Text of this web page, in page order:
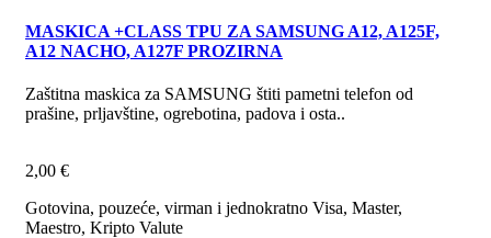
MASKICA +CLASS TPU ZA SAMSUNG A12, A125F,
A12 NACHO, A127F PROZIRNA
Zaštitna maskica za SAMSUNG štiti pametni telefon od
prašine, prljavštine, ogrebotina, padova i osta..
2,00 €
Gotovina, pouzeće, virman i jednokratno Visa, Master,
Maestro, Kripto Valute